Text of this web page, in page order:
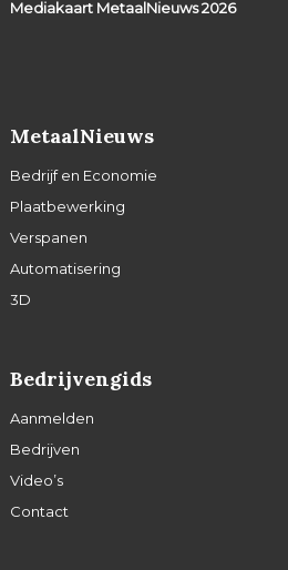
Mediakaart MetaalNieuws2026
MetaalNieuws
Bedrijf en Economie
Plaatbewerking
Verspanen
Automatisering
3D
Bedrijvengids
Aanmelden
Bedrijven
Video’s
Contact